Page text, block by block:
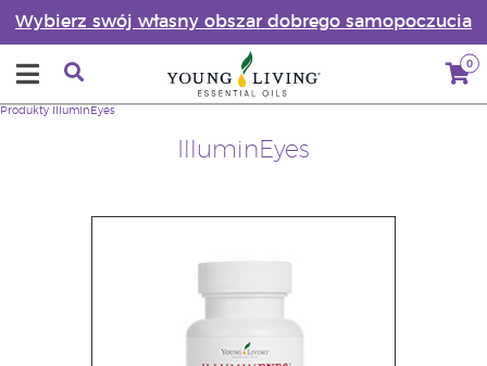
Wybierz swój własny obszar dobrego samopoczucia
0
IlluminEyes
Produkty IlluminEyes